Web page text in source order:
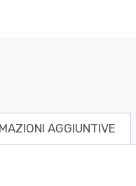
AGGIUNTIVE